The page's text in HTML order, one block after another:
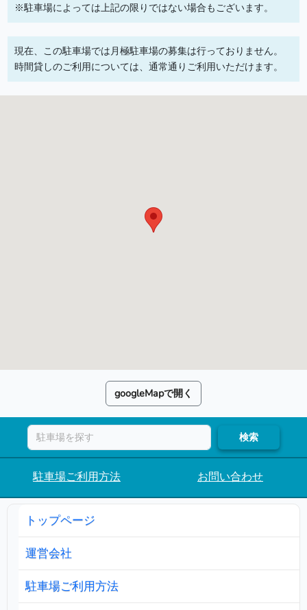
※駐車場によっては上記の限りではない場合もございます。
現在、この駐車場では月極駐車場の募集は行っておりません。
時間貸しのご利用については、通常通りご利用いただけます。
googleMapで開く
検索
駐車場ご利用方法 お問い合わせ
トップページ
運営会社
駐車場ご利用方法